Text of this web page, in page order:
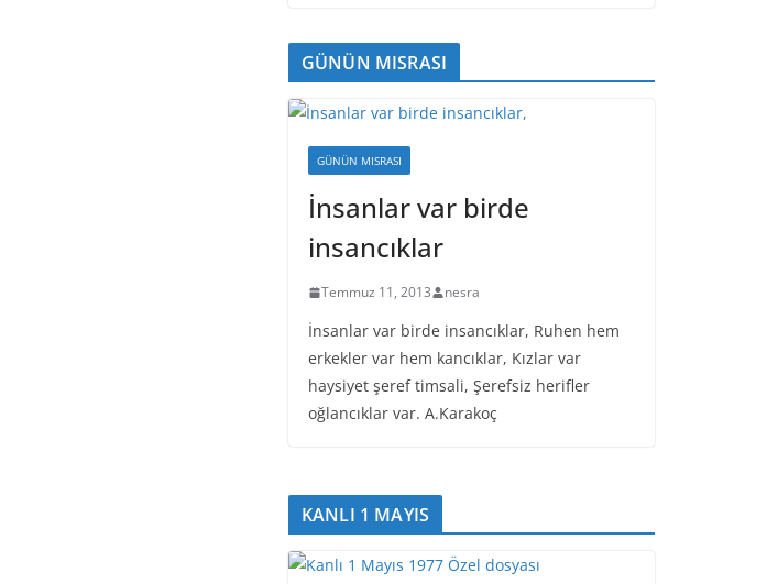
GÜNÜN MISRASI
GÜNÜN MISRASI
İnsanlar var birde
insancıklar
Temmuz 11, 2013 nesra
İnsanlar var birde insancıklar, Ruhen hem
erkekler var hem kancıklar, Kızlar var
haysiyet şeref timsali, Şerefsiz herifler
oğlancıklar var. A.Karakoç
KANLI 1 MAYIS